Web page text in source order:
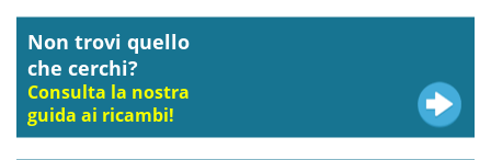
Non trovi quello
che cerchi?
Consulta la nostra
guida ai ricambi!